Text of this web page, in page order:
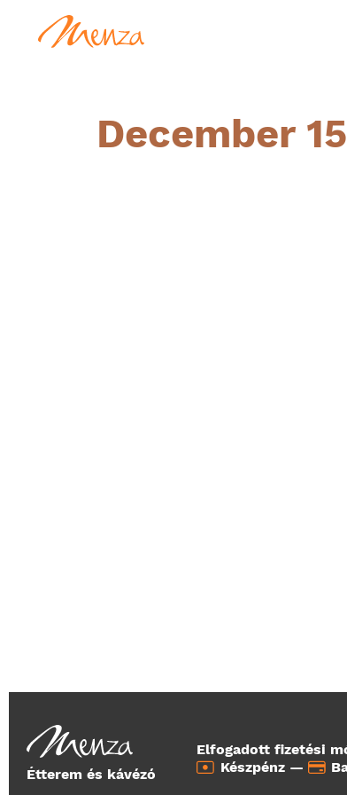
December
Étterem és kávézó
Elfogadott fizetési
Készpénz —